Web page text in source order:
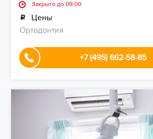
Закрыто до 09:00
Цены
Ортодонтия
+7 (495) 662-58-85